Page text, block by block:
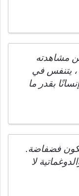
مشاهدته
، يتنفس في
بقدر ما
فضفاضة.
لا